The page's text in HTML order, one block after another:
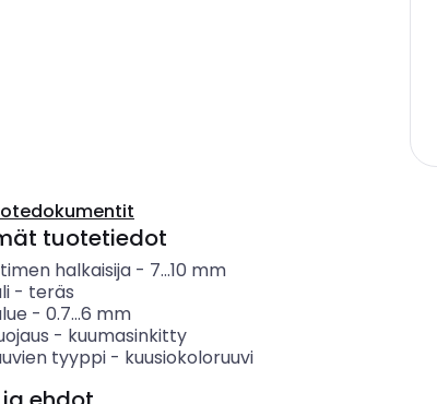
tuotetiedot
halkaisija- 7...10 mm
- teräs
- 0.7...6 mm
- kuumasinkitty
tyyppi- kuusiokoloruuvi